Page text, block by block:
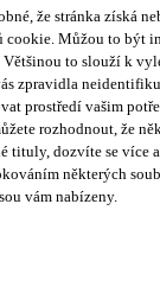
že stránka získá
cookie. Můžou to být
Většinou to slouží k
zpravidla
prostředí vašim
rozhodnout, že
tituly, dozvíte se více
některých
vám nabízeny.